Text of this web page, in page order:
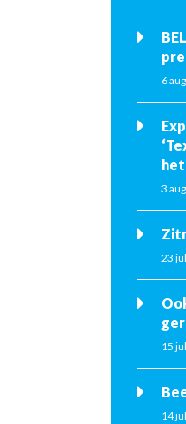
6
3
23
15
14